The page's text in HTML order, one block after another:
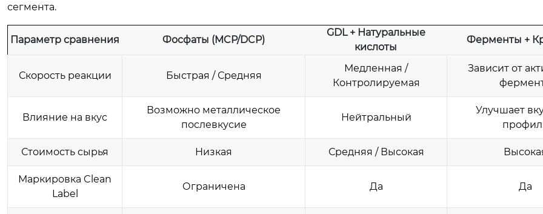
сегмента.
Параметр сравнения Фосфаты (MCP/DCP)
GDL + Натуральные
кислоты
Ферменты +
Скорость реакции Быстрая / Средняя
Медленная /
Контролируемая
Зависит от
Влияние на вкус
Возможно металлическое
послевкусие
Нейтральный
Улучшает
Стоимость сырья Низкая Средняя / Высокая
Маркировка Clean
Label
Ограничена Да Да